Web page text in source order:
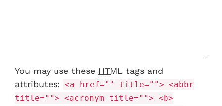
You may use these HTML tags and
attributes: <a href="" title=""> <abbr
title=""> <acronym title=""> <b>